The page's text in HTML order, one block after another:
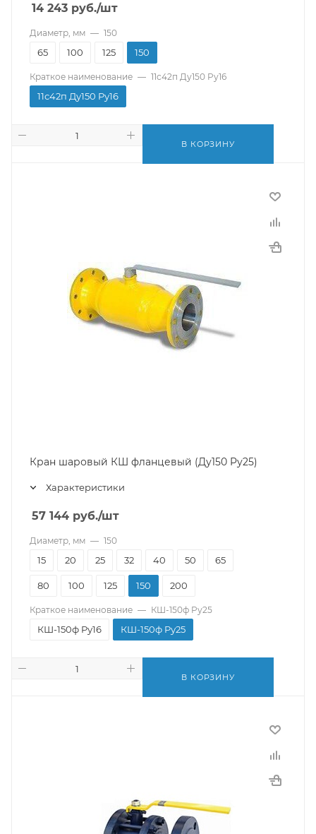
14 243 руб./шт
Диаметр, мм — 150
65 100 125 150
Краткое наименование — 11с42п Ду150 Pу16
11с42п Ду150 Pу16
В КОРЗИНУ
Кран шаровый КШ фланцевый (Ду150 Pу25)
Характеристики
57 144 руб./шт
Диаметр, мм — 150
15 20 25 32 40 50 65
80 100 125 150 200
Краткое наименование — КШ-150ф Pу25
КШ-150ф Pу16 КШ-150ф Pу25
В КОРЗИНУ